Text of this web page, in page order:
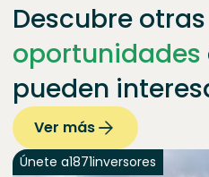
Descubre otras
oportunidades
pueden
Ver más
Únete a1871inversores